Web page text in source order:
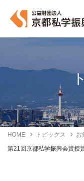
HOME トピックス
お
第21回京都私学振興会賞授